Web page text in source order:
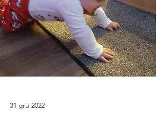
31 gru 2022